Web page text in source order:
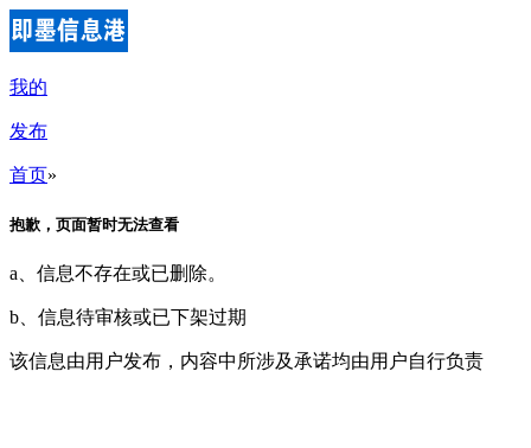
我的
发布
首页»
抱歉，页面暂时无法查看
a、信息不存在或已删除。
b、信息待审核或已下架过期
该信息由用户发布，内容中所涉及承诺均由用户自行负责